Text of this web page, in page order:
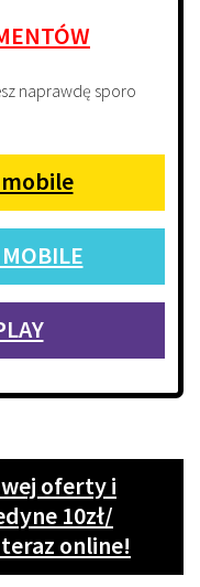
naprawdę sporo
oferty i
10zł/
online!